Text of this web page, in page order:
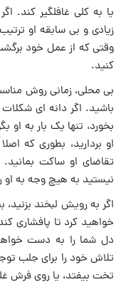
یا به کلى غافلگیر کند.
زیادی و بی سابقه او
وقتی که از عمل خود
کنید.
بى محلى، زمانی روش
باشید. اگر دانه ‏اى
بخورد، تنها یک بار به
او بردارید، بطوری که
تقاضای او ساکت‏
نیستید به هیچ وجه به
اگر به رویش لبخند
خواهید کرد تا پافشاری
دل شما را به دست‏
تلاش خود را براى جلب
تخت‏ بیفتد، یا روى فرش